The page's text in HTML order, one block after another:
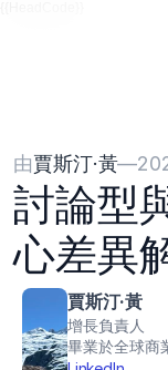
由賈斯汀·黃—
討論型
心差異
賈斯汀·黃
增長負責人
畢業於全球商